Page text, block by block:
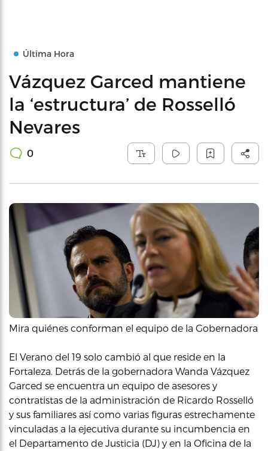
Última Hora
Vázquez Garced mantiene
la ‘estructura’ de Rosselló
Nevares
0
Mira quiénes conforman el equipo de la Gobernadora
El Verano del 19 solo cambió al que reside en la
Fortaleza. Detrás de la gobernadora Wanda Vázquez
Garced se encuentra un equipo de asesores y
contratistas de la administración de Ricardo Rosselló
y sus familiares así como varias figuras estrechamente
vinculadas a la ejecutiva durante su incumbencia en
el Departamento de Justicia (DJ) y en la Oficina de la